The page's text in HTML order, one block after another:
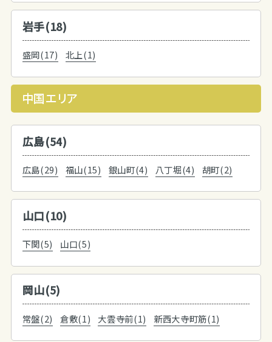
岩手(18)
盛岡(17) 北上(1)
中国エリア
広島(54)
広島(29) 福山(15) 銀山町(4) 八丁堀(4) 胡町(2)
山口(10)
下関(5) 山口(5)
岡山(5)
常盤(2) 倉敷(1) 大雲寺前(1) 新西大寺町筋(1)